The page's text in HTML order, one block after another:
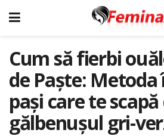
Cum să fierbi
de Paște: Metoda
pași care te scapă
gălbenușul gri-